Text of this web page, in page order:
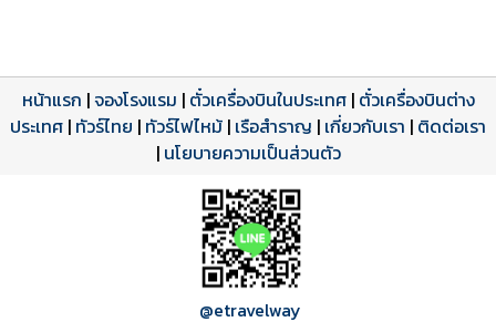
โปรแกรมทัวร์
ดาวน์โหลด PDF
รีวิวลูกค้าจริง
รีวิวจาก eTravelWay
เปิดหน้าเต็ม
ใบอนุญาตนำเที่ยว
เลขที่ 11/11450
เปิดหน้าเต็ม
หน้าแรก |จองโรงแรม | ตั๋วเครื่องบินในประเทศ| ตั๋วเครื่องบินต่าง
ประเทศ | ทัวร์ไทย | ทัวร์ไฟไหม้ | เรือสำราญ | เกี่ยวกับเรา | ติดต่อเรา
| นโยบายความเป็นส่วนตัว
@etravelway